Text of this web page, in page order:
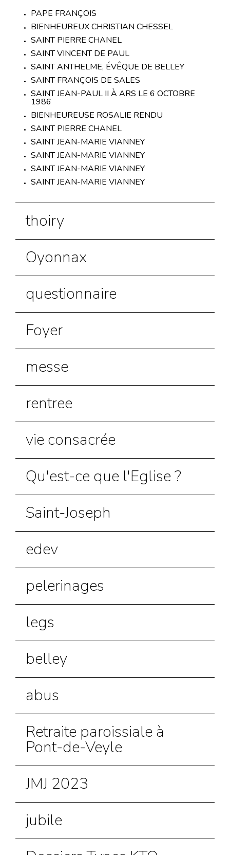
PAPE FRANÇOIS
BIENHEUREUX CHRISTIAN CHESSEL
SAINT PIERRE CHANEL
SAINT VINCENT DE PAUL
SAINT ANTHELME, ÉVÊQUE DE BELLEY
SAINT FRANÇOIS DE SALES
SAINT JEAN-PAUL II À ARS LE 6 OCTOBRE
1986
BIENHEUREUSE ROSALIE RENDU
SAINT PIERRE CHANEL
SAINT JEAN-MARIE VIANNEY
SAINT JEAN-MARIE VIANNEY
SAINT JEAN-MARIE VIANNEY
SAINT JEAN-MARIE VIANNEY
thoiry
Oyonnax
questionnaire
Foyer
messe
rentree
vie consacrée
Qu'est-ce que l'Eglise ?
Saint-Joseph
edev
pelerinages
legs
belley
abus
Retraite paroissiale à
Pont-de-Veyle
JMJ 2023
jubile